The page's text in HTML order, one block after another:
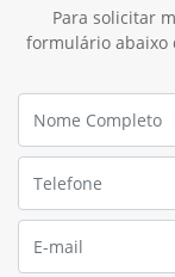
Para solicitar
formulário abaixo